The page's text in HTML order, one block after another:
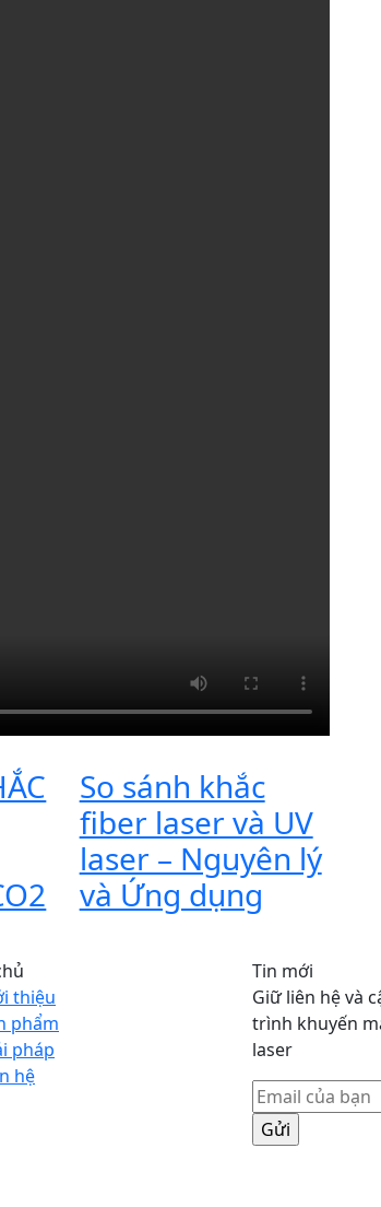
So sánh khắc
fiber laser và UV
laser – Nguyên lý
và Ứng dụng
thiệu
phẩm
pháp
hệ
Tin mới
Giữ liên hệ và
trình khuyến
laser